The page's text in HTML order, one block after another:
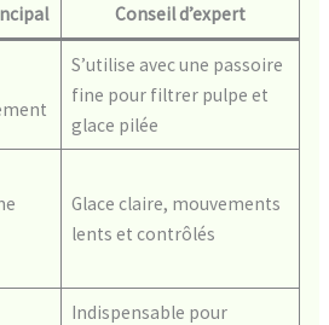
Conseil d’expert
S’utilise avec une passoire
fine pour filtrer pulpe et
glace pilée
Glace claire, mouvements
lents et contrôlés
Indispensable pour